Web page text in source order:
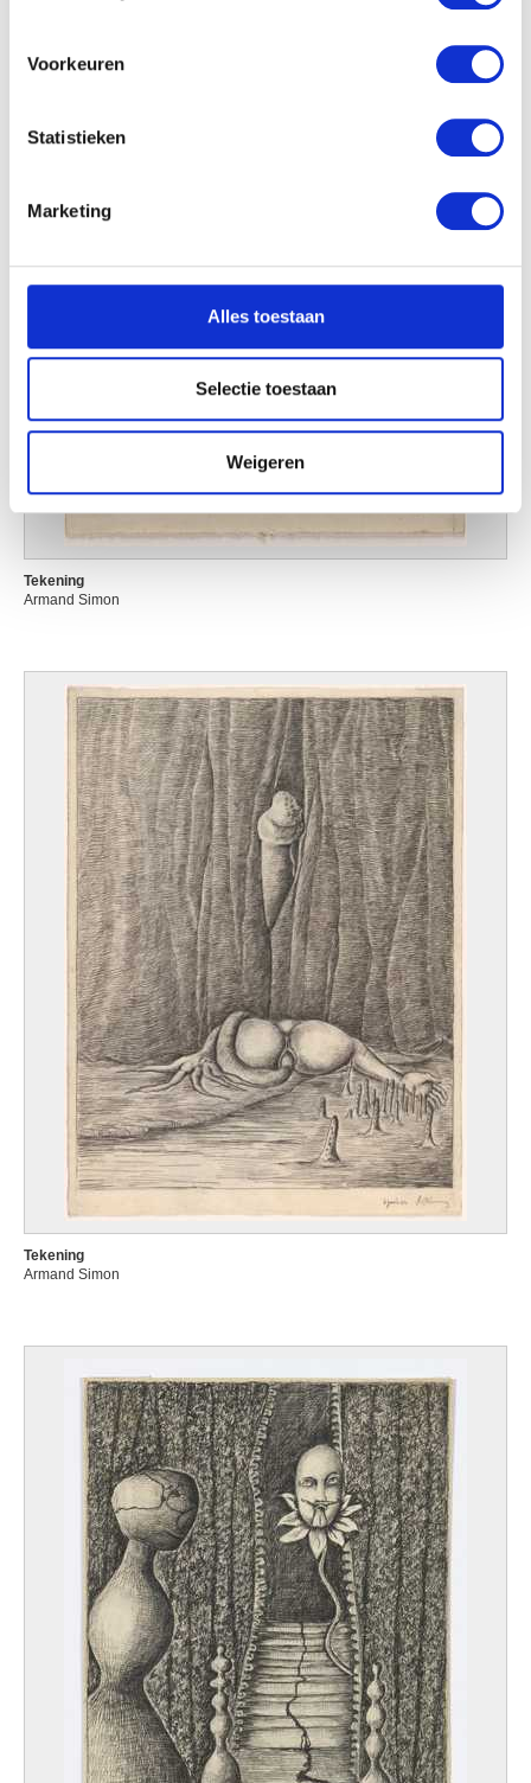
locatie, die tot een paar meter nauwkeurig kan zijn
scannen op specifieke eigenschappen (fingerprinting)
detailgedeeltein.
U kunt uw toestemming op elk moment wijzigen of
We gebruiken cookies om content en advertenties te
personaliseren, om functies voor social media te bieden
en om ons websiteverkeer te analyseren. Ook delen we
informatie over uw gebruik van onze site met onze
partners voor social media, adverteren en analyse. Deze
verzameld op basis van uw gebruik van hun services.
Voorkeuren
Statistieken
Marketing
Alles toestaan
Selectie toestaan
Weigeren
Tekening
Armand Simon
Tekening
Armand Simon